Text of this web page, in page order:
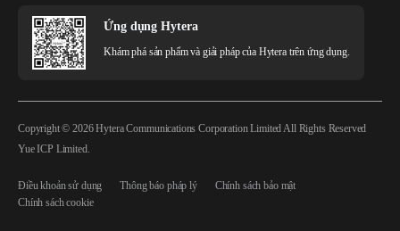
Ứng dụng Hytera
Khám phá sản phẩm và giải pháp của Hytera trên ứng dụng.
Copyright © 2026 Hytera Communications Corporation Limited All Rights Reserved
Yue ICP Limited.
Điều khoản sử dụng Thông báo pháp lý
Chính sách bảo mật
Chính sách cookie